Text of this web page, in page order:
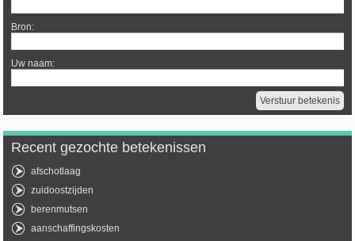
Bron:
Uw naam:
Recent gezochte betekenissen
afschotlaag
zuidoostzijden
berenmutsen
aanschaffingskosten